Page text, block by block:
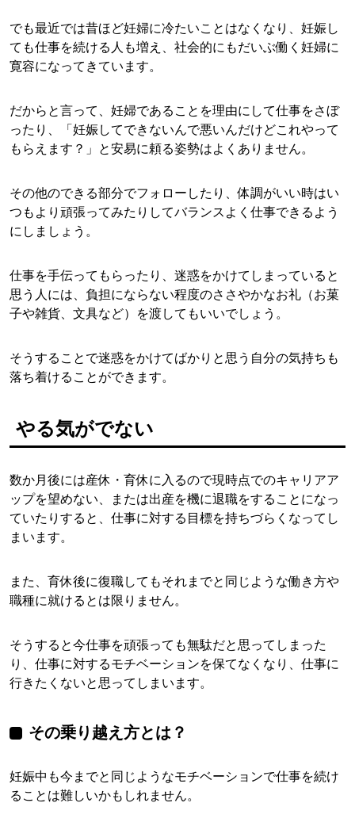
でも最近では昔ほど妊婦に冷たいことはなくなり、妊娠し
ても仕事を続ける人も増え、社会的にもだいぶ働く妊婦に
寛容になってきています。
だからと言って、妊婦であることを理由にして仕事をさぼ
ったり、「妊娠してできないんで悪いんだけどこれやって
もらえます？」と安易に頼る姿勢はよくありません。
その他のできる部分でフォローしたり、体調がいい時はい
つもより頑張ってみたりしてバランスよく仕事できるよう
にしましょう。
仕事を手伝ってもらったり、迷惑をかけてしまっていると
思う人には、負担にならない程度のささやかなお礼（お菓
子や雑貨、文具など）を渡してもいいでしょう。
そうすることで迷惑をかけてばかりと思う自分の気持ちも
落ち着けることができます。
やる気がでない
数か月後には産休・育休に入るので現時点でのキャリアア
ップを望めない、または出産を機に退職をすることになっ
ていたりすると、仕事に対する目標を持ちづらくなってし
まいます。
また、育休後に復職してもそれまでと同じような働き方や
職種に就けるとは限りません。
そうすると今仕事を頑張っても無駄だと思ってしまった
り、仕事に対するモチベーションを保てなくなり、仕事に
行きたくないと思ってしまいます。
その乗り越え方とは？
妊娠中も今までと同じようなモチベーションで仕事を続け
ることは難しいかもしれません。